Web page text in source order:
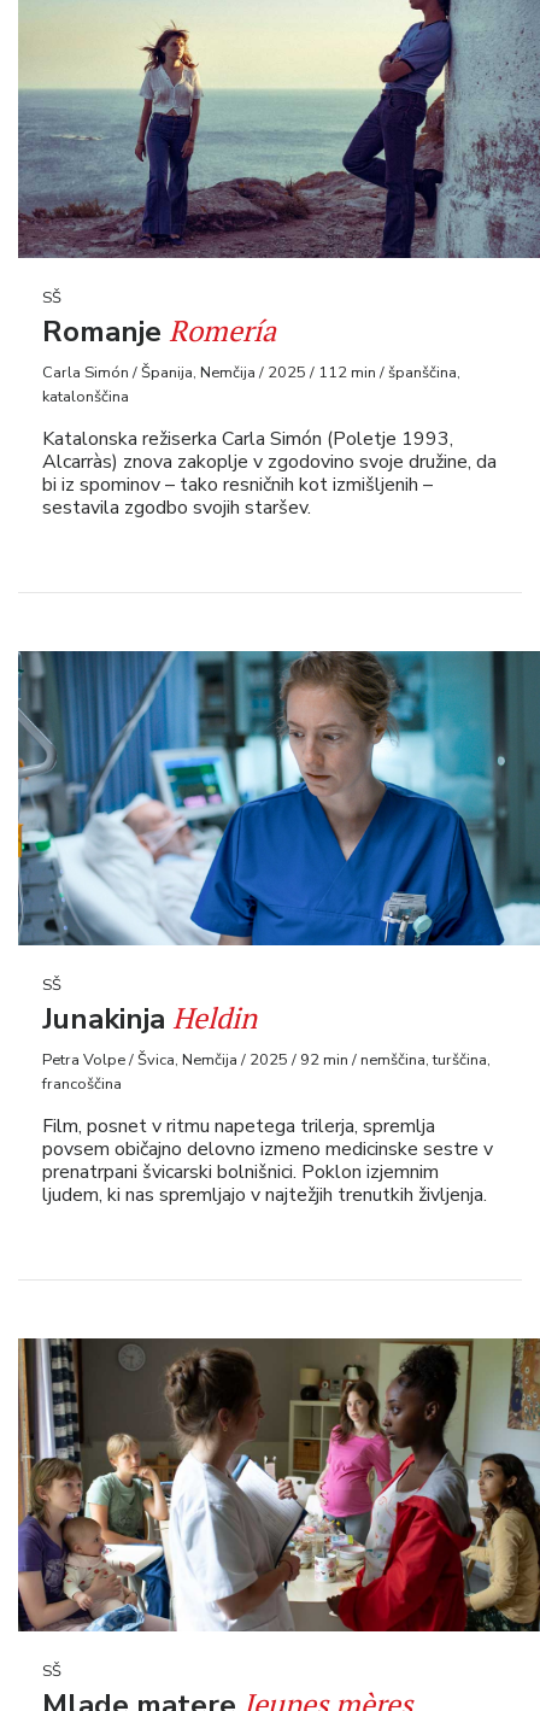
SŠ
Romanje Romería
Carla Simón / Španija, Nemčija / 2025 / 112 min / španščina,
katalonščina
Katalonska režiserka Carla Simón (Poletje 1993,
Alcarràs) znova zakoplje v zgodovino svoje družine, da
bi iz spominov – tako resničnih kot izmišljenih –
sestavila zgodbo svojih staršev.
SŠ
Junakinja Heldin
Petra Volpe / Švica, Nemčija / 2025 / 92 min / nemščina, turščina,
francoščina
Film, posnet v ritmu napetega trilerja, spremlja
povsem običajno delovno izmeno medicinske sestre v
prenatrpani švicarski bolnišnici. Poklon izjemnim
ljudem, ki nas spremljajo v najtežjih trenutkih življenja.
SŠ